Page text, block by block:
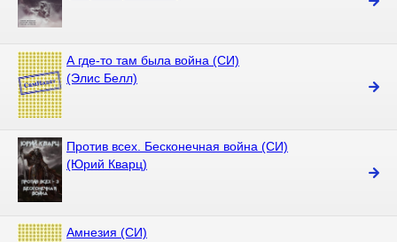
А где-то там была война (СИ)
(Элис Белл)
Против всех. Бесконечная война (СИ)
(Юрий Кварц)
Амнезия (СИ)